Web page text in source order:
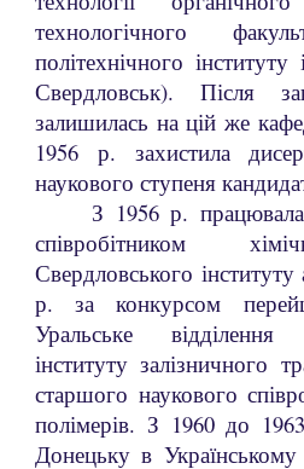
технологічного
політехнічного
Свердловськ). Після
залишилась на цій же
1956 р. захистила
наукового ступеня
З 1956 р.
співробітником
Свердловського
р. за конкурсом
Уральське відділення
інституту залізничного
старшого наукового
полімерів. З 1960 до
Донецьку в Українському